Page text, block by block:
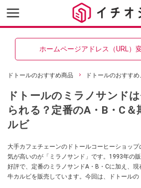
ホームページアドレス（URL）
ドトールのおすすめ商品 ドトールのおすす
ドトールのミラノサンド
られる？定番のA・B・C＆
ルビ
大手カフェチェーンのドトールコーヒーショッ
気が高いのが「ミラノサンド」です。1993年の
好評で、定番のミラノサンドA・B・Cに加え、
牛カルビを販売しています。今回は、ドトール
徹底調査！ 値段やカロリー、何時から販売して